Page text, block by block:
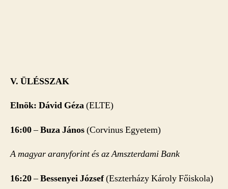
V. ÜLÉSSZAK
Elnök: Dávid Géza(ELTE)
16:00–Buza János(Corvinus Egyetem)
A magyar aranyforint és az Amszterdami Bank
16:20–Bessenyei József(Eszterházy Károly Főiskola)